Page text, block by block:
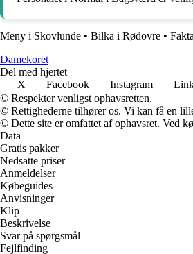
Meny i Skovlunde • Bilka i Rødovre •
Damekoret
Del med hjertet
X
Facebook Instagram
© Respekter venligst ophavsretten.
© Rettighederne tilhører os. Vi kan få en
© Dette site er omfattet af ophavsret. Ved
Data
Gratis pakker
Nedsatte priser
Anmeldelser
Købeguides
Anvisninger
Klip
Beskrivelse
Svar på spørgsmål
Fejlfinding